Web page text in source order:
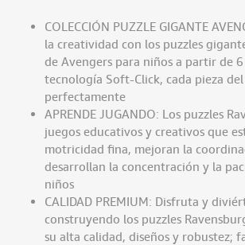
COLECCIÓN PUZZLE GIGANTE
la creatividad con los puzzles
de Avengers para niños a partir de 6
tecnología Soft-Click, cada pieza
perfectamente
APRENDE JUGANDO: Los puzzles
juegos educativos y creativos que
motricidad fina, mejoran la
desarrollan la concentración y la
niños
CALIDAD PREMIUM: Disfruta y
construyendo los puzzles
su alta calidad, diseños y robustez;